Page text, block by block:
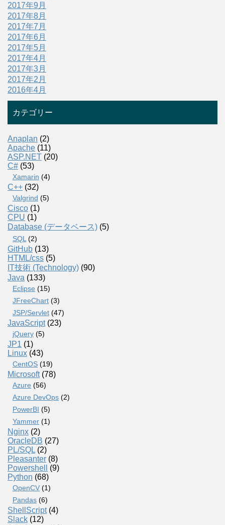
2017年9月
2017年8月
2017年7月
2017年6月
2017年5月
2017年4月
2017年3月
2017年2月
2016年4月
カテゴリー
Anaplan (2)
Apache (11)
ASP.NET (20)
C# (53)
Xamarin (4)
C++ (32)
Valgrind (5)
Cisco (1)
CPU (1)
Database (データベース) (5)
SQL (2)
GitHub (13)
HTML/css (5)
IT技術 (Technology) (90)
Java (133)
Eclipse (15)
JFreeChart (3)
JSP/Servlet (47)
JavaScript(23)
jQuery (5)
JP1 (1)
Linux (43)
CentOS (19)
Microsoft(78)
Azure (56)
Azure DevOps (2)
PowerBI (5)
Yammer (1)
Nginx (2)
OracleDB (27)
PL/SQL (2)
Pleasanter (8)
Powershell
(9)
Python (68)
OpenCV (1)
Pandas (6)
ShellScript(4)
Slack (12)